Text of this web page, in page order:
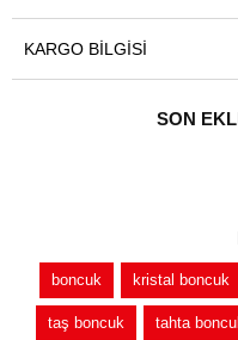
KARGO BILGISI
SON
boncuk kristal boncuk
taş boncuk tahta